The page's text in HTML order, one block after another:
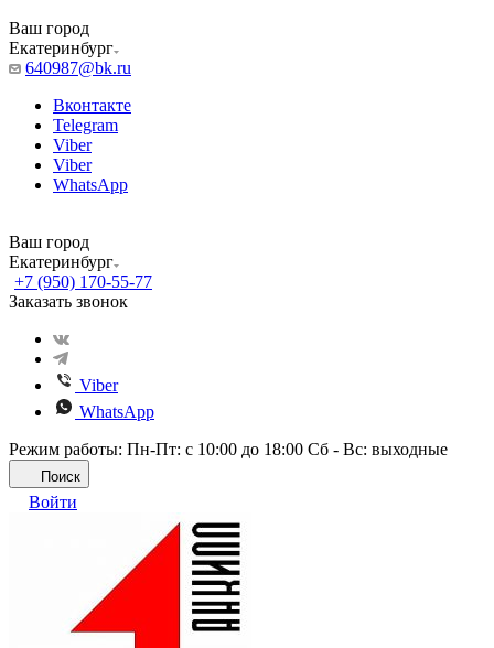
Ваш город
Екатеринбург
640987@bk.ru
Вконтакте
Telegram
Viber
Viber
WhatsApp
Ваш город
Екатеринбург
+7 (950) 170-55-77
Заказать звонок
Viber
WhatsApp
Режим работы: Пн-Пт: с 10:00 до 18:00 Сб - Вс: выходные
Поиск
Войти